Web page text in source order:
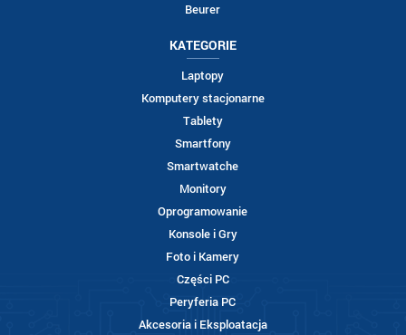
Beurer
KATEGORIE
Laptopy
Komputery stacjonarne
Tablety
Smartfony
Smartwatche
Monitory
Oprogramowanie
Konsole i Gry
Foto i Kamery
Części PC
Peryferia PC
Akcesoria i Eksploatacja